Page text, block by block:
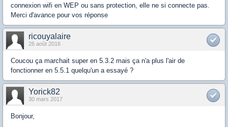
connexion wifi en WEP ou sans protection, elle ne si connecte pas.
Merci d'avance pour vos réponse
ricouyalaire
26 août 2016
Coucou ça marchait super en 5.3.2 mais ça n'a plus l'air de
fonctionner en 5.5.1 quelqu'un a essayé ?
Yorick82
30 mars 2017
Bonjour,